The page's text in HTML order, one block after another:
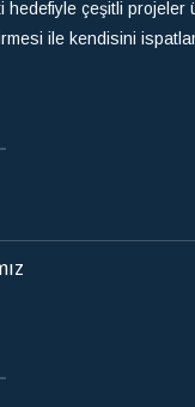
hedefiyle çeşitli projeler
ile kendisini